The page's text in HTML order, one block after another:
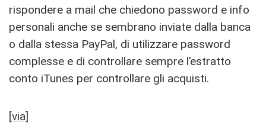
rispondere a mail che chiedono password e info
personali anche se sembrano inviate dalla banca
o dalla stessa PayPal, di utilizzare password
complesse e di controllare sempre l’estratto
conto iTunes per controllare gli acquisti.
[via]